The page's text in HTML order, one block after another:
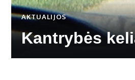
AKTUALIJOS
Kantrybės